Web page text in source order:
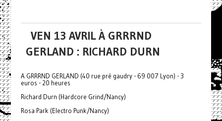
VEN 13 AVRIL À GRRRND
GERLAND : RICHARD DURN
A GRRRND GERLAND (40 rue pré gaudry - 69 007 Lyon) - 3
euros - 20 heures
Richard Durn (Hardcore Grind/Nancy)
Rosa Park (Electro Punk/Nancy)